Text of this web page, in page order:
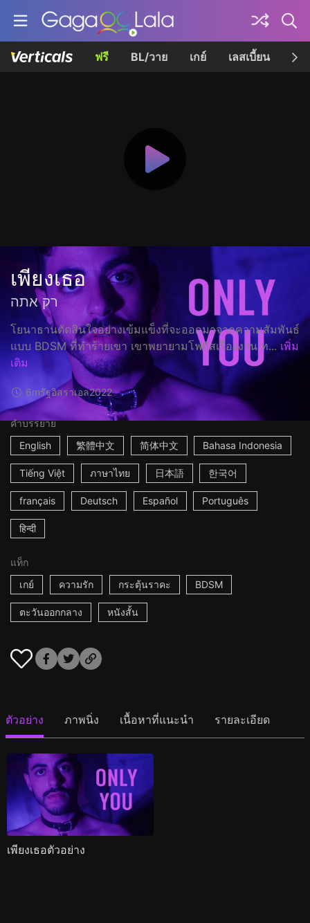
ฟรี BL/วาย เกย์ เลสเบี้ยน เค
เพียงเธอ
רק אתה
โยนาธานตัดสินใจอย่างเข้มแข็งที่จะออกมาจากความสัมพันธ์
แบบ BDSM ที่ทำร้ายเขา เขาพยายามโฟกัสเรื่องงาน ท... เพิ่ม
เติม
6mรัฐอิสราเอล2022
คำบรรยาย
English
繁體中文 简体中文 Bahasa Indonesia
Tiếng Việt ภาษาไทย 日本語 한국어
français Deutsch Español Português
हिन्दी
แท็ก
เกย์
ความรัก กระตุ้นราคะ BDSM
ตะวันออกกลาง หนังสั้น
ตัวอย่าง ภาพนิ่ง เนื้อหาที่แนะนำ รายละเอียด
เพียงเธอตัวอย่าง